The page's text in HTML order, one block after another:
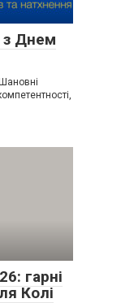
з Днем
гарні
Колі